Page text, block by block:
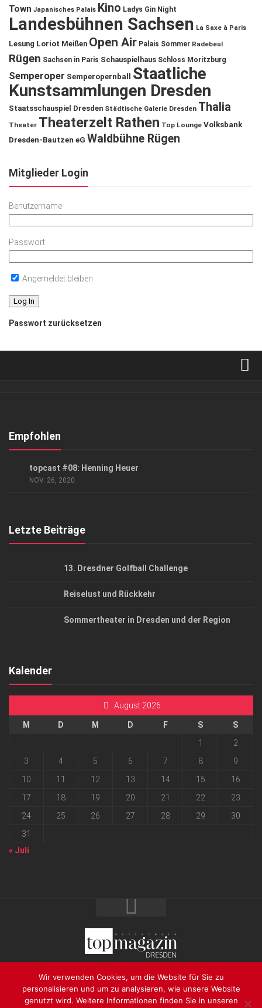
Town Japanisches Palais Kino Ladys Gin Night
Landesbühnen Sachsen La Saxe à Paris
Lesung Loriot Meißen Open Air Palais Sommer Radebeul
Rügen Sachsen in Paris Schauspielhaus Schloss Moritzburg
Semperoper Semperopernball
Staatliche
Kunstsammlungen Dresden
Staatsschauspiel Dresden Städtische Galerie Dresden Thalia
Theater Theaterzelt Rathen Top Lounge Volksbank
Dresden-Bautzen eG Waldbühne Rügen
Mitglieder Login
Benutzername
Passwort
Angemeldet bleiben
Passwort zurücksetzen
Kontakt, Impressum
Empfohlen
topcast #08: Henning Heuer
NOV. 26, 2020
Letzte Beiträge
13. Dresdner Golfball Challenge
Reiselust und Rückkehr
Sommertheater in Dresden und der Region
Kalender
August 2026
M D M D F S
S
1
2
3
4 5 6 7 8
9
10
11 12 13 14 15
16
17
18 19 20 21 22
23
24
25 26 27 28 29
30
31
« Juli
2026 progressmedia Verlag & Werbeagentur GmbH • Bautzner
Landstraße 62 • 01324 Dresden
Wir verwenden Cookies, um die Website für Sie zu
personalisieren und um zu analysieren, wie unsere Website
genutzt wird. Weitere Informationen finden Sie in unseren